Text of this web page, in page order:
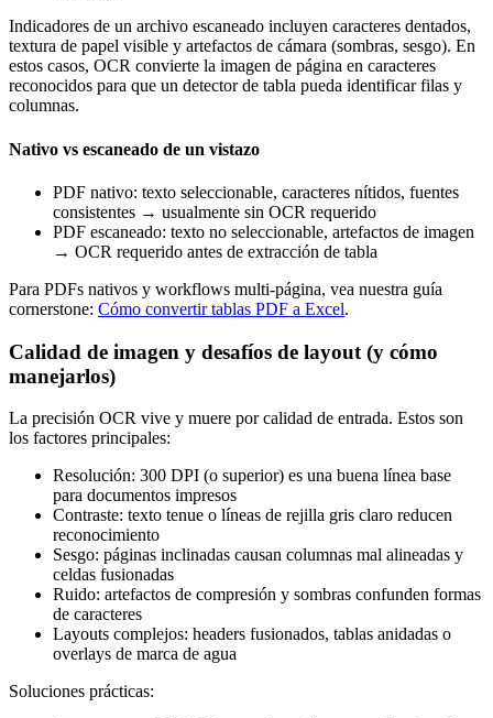
Indicadores de un archivo escaneado incluyen caracteres dentados,
textura de papel visible y artefactos de cámara (sombras, sesgo). En
estos casos, OCR convierte la imagen de página en caracteres
reconocidos para que un detector de tabla pueda identificar filas y
columnas.
Nativo vs escaneado de un vistazo
PDF nativo: texto seleccionable, caracteres nítidos, fuentes
consistentes → usualmente sin OCR requerido
PDF escaneado: texto no seleccionable, artefactos de imagen
→ OCR requerido antes de extracción de tabla
Para PDFs nativos y workflows multi-página, vea nuestra guía
cornerstone: Cómo convertir tablas PDF a Excel.
Calidad de imagen y desafíos de layout (y cómo
manejarlos)
La precisión OCR vive y muere por calidad de entrada. Estos son
los factores principales:
Resolución: 300 DPI (o superior) es una buena línea base
para documentos impresos
Contraste: texto tenue o líneas de rejilla gris claro reducen
reconocimiento
Sesgo: páginas inclinadas causan columnas mal alineadas y
celdas fusionadas
Ruido: artefactos de compresión y sombras confunden formas
de caracteres
Layouts complejos: headers fusionados, tablas anidadas o
overlays de marca de agua
Soluciones prácticas: